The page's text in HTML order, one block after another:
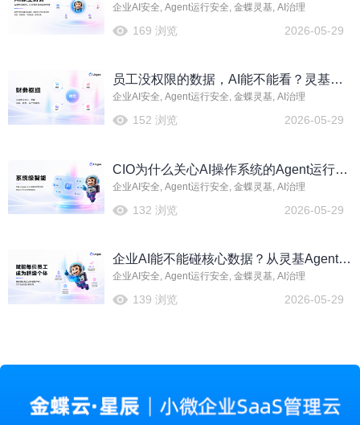
运行安全的治理价值
企业AI安全, Agent运行安全, 金蝶灵基, AI治理
2026-05-29
169 浏览
员工没权限的数据，AI能不能看？灵基
Agent运行安全机制怎么理解
企业AI安全, Agent运行安全, 金蝶灵基, AI治理
2026-05-29
152 浏览
CIO为什么关心AI操作系统的Agent运行安
全能力
企业AI安全, Agent运行安全, 金蝶灵基, AI治理
2026-05-29
132 浏览
企业AI能不能碰核心数据？从灵基Agent运
行安全看安全边界
企业AI安全, Agent运行安全, 金蝶灵基, AI治理
2026-05-29
139 浏览